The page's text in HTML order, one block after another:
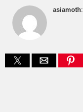
asiamoth: